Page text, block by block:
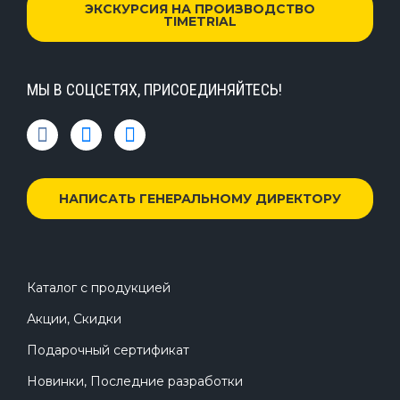
ЭКСКУРСИЯ НА ПРОИЗВОДСТВО
TIMETRIAL
МЫ В СОЦСЕТЯХ, ПРИСОЕДИНЯЙТЕСЬ!
НАПИСАТЬ ГЕНЕРАЛЬНОМУ ДИРЕКТОРУ
Каталог с продукцией
Акции, Скидки
Подарочный сертификат
Новинки, Последние разработки